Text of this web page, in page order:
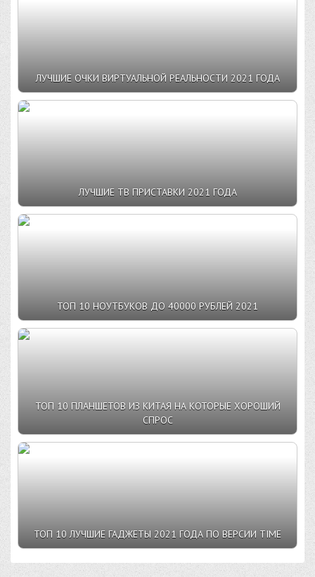
ЛУЧШИЕ ОЧКИ ВИРТУАЛЬНОЙ РЕАЛЬНОСТИ 2021 ГОДА
ЛУЧШИЕ ТВ ПРИСТАВКИ 2021 ГОДА
ТОП 10 НОУТБУКОВ ДО 40000 РУБЛЕЙ 2021
ТОП 10 ПЛАНШЕТОВ ИЗ КИТАЯ НА КОТОРЫЕ ХОРОШИЙ
СПРОС
ТОП 10 ЛУЧШИЕ ГАДЖЕТЫ 2021 ГОДА ПО ВЕРСИИ TIME